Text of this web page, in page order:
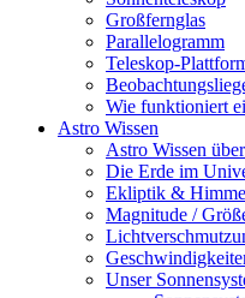
Großfernglas
Parallelogramm
Teleskop-
Wie funktioniert
Astro Wissen
Astro Wissen
Die Erde im
Ekliptik &
Magnitude /
Unser